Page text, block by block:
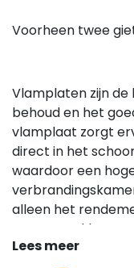
Voorheen twee
Vlamplaten zijn
behoud en het
vlamplaat zorgt
direct in het
waardoor een
alleen het
op uw stookkosten.
Lees meer